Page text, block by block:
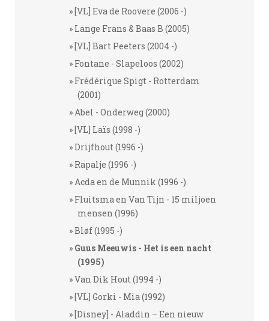
[VL] Eva de Roovere (2006 -)
Lange Frans & Baas B (2005)
[VL] Bart Peeters (2004 -)
Fontane - Slapeloos (2002)
Frédérique Spigt - Rotterdam
(2001)
Abel - Onderweg (2000)
[VL] Laïs (1998 -)
Drijfhout (1996 -)
Rapalje (1996 -)
Acda en de Munnik (1996 -)
Fluitsma en Van Tijn - 15 miljoen
mensen (1996)
Bløf (1995 -)
Guus Meeuwis - Het is een nacht
(1995)
Van Dik Hout (1994 -)
[VL] Gorki - Mia (1992)
[Disney] - Aladdin – Een nieuw